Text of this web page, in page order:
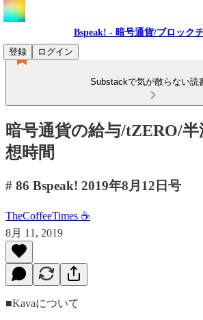
Bspeak! - 暗号通貨/ブロック
登録
ログイン
Substackで気が散らない読
暗号通貨の給与/tZERO/
想時間
# 86 Bspeak! 2019年8月12日号
TheCoffeeTimes ☕
8月 11, 2019
■Kavaについて